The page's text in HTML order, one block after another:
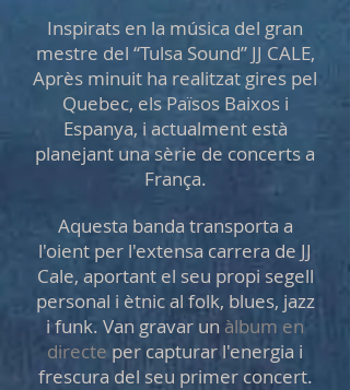
Inspirats en la música del gran
mestre del “Tulsa Sound” JJ CALE,
Après minuit ha realitzat gires pel
Quebec, els Països Baixos i
Espanya, i actualment està
planejant una sèrie de concerts a
França.
Aquesta banda transporta a
l'oient per l'extensa carrera de JJ
Cale, aportant el seu propi segell
personal i ètnic al folk, blues, jazz
i funk. Van gravar un àlbum en
directe per capturar l'energia i
frescura del seu primer concert.